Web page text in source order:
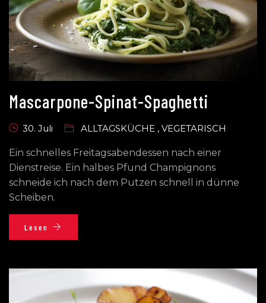
Mascarpone-Spinat-Spaghetti
30. Juli ALLTAGSKÜCHE , VEGETARISCH
Ein schnelles Freitagsabendessen nach einer
Dienstreise. Ein halbes Pfund Champignons
schneide ich nach dem Putzen schnell in dünne
Scheiben.
Lesen